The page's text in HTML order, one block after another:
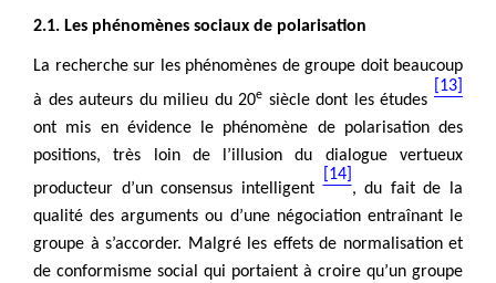
2.1. Les phénomènes sociaux de polarisation
La recherche sur les phénomènes de groupe doit beaucoup
à des auteurs du milieu du 20e siècle dont les études
[13]
ont mis en évidence le phénomène de polarisation des
positions, très loin de l’illusion du dialogue vertueux
producteur d’un consensus intelligent
[14]
, du fait de la
qualité des arguments ou d’une négociation entraînant le
groupe à s’accorder. Malgré les effets de normalisation et
de conformisme social qui portaient à croire qu’un groupe